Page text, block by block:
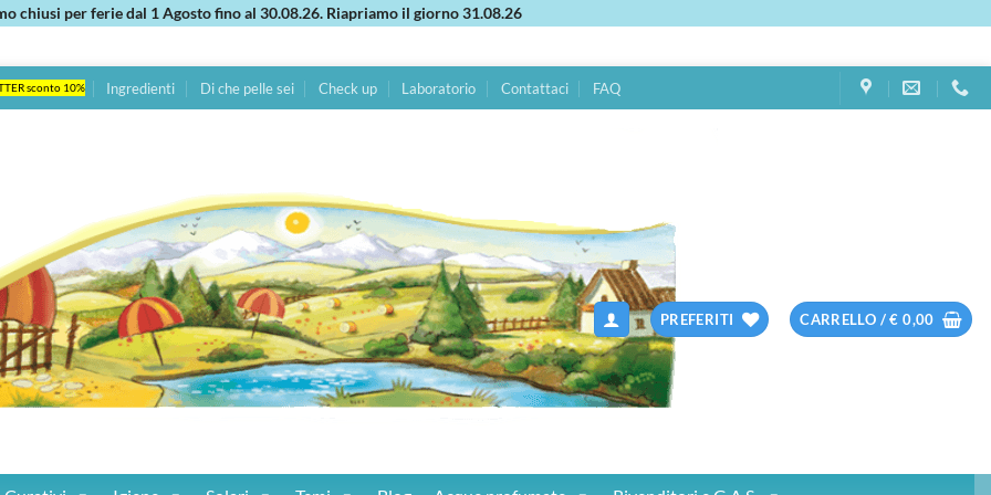
chiusi per ferie dal 1 Agosto fino al 30.08.26. Riapriamo il giorno 31.08.26
sconto 10% Ingredienti Di che pelle sei Check up Laboratorio Contattaci FAQ
PREFERITI CARRELLO /€ 0,00